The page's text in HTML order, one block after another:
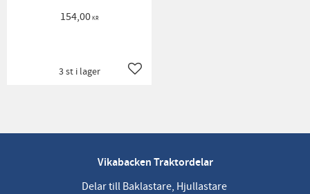
154,00KR
Lägg till i favoriter
3 st i lager
Vikabacken Traktordelar
Delar till Baklastare, Hjullastare